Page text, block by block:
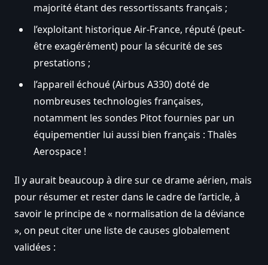
majorité étant des ressortissants français ;
l’exploitant historique Air-France, réputé (peut-
être exagérément) pour la sécurité de ses
prestations ;
l’appareil échoué (Airbus A330) doté de
nombreuses technologies françaises,
notamment les sondes Pitot fournies par un
équipementier lui aussi bien français : Thalès
Aerospace !
Il y aurait beaucoup à dire sur ce drame aérien, mais
pour résumer et rester dans le cadre de l’article, à
savoir le principe de « normalisation de la déviance
», on peut citer une liste de causes globalement
validées :